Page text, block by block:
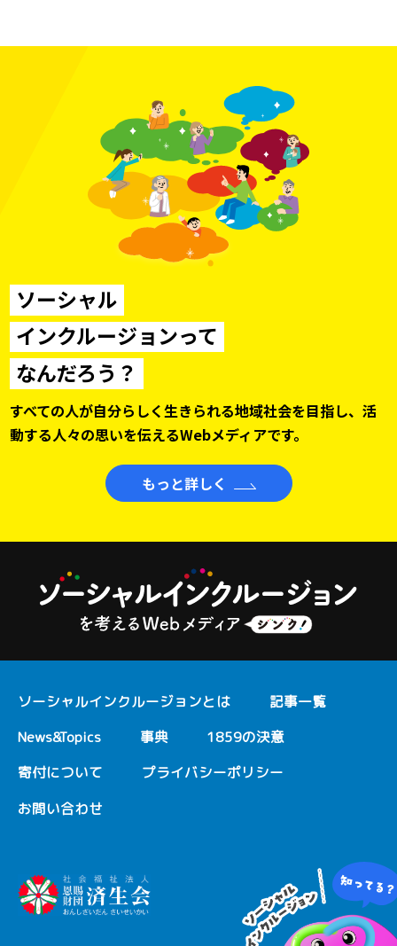
ソーシャル
インクルージョンって
なんだろう？
すべての人が自分らしく生きられる地域社会を目指し、活
動する人々の思いを伝えるWebメディアです。
もっと詳しく
ソーシャルインクルージョンとは
記事一覧
News&Topics
事典
1859の決意
寄付について
プライバシーポリシー
お問い合わせ